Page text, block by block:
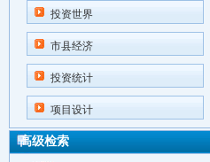
投资世界
市县经济
投资统计
项目设计
高级检索